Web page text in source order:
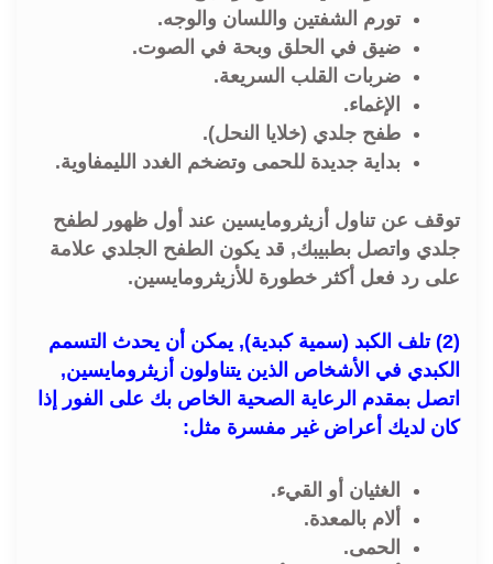
تورم الشفتين واللسان والوجه.
ضيق في الحلق وبحة في الصوت.
ضربات القلب السريعة.
الإغماء.
طفح جلدي (خلايا النحل).
بداية جديدة للحمى وتضخم الغدد الليمفاوية.
توقف عن تناول أزيثرومايسين عند أول ظهور لطفح
جلدي واتصل بطبيبك, قد يكون الطفح الجلدي علامة
على رد فعل أكثر خطورة للأزيثرومايسين.
(2) تلف الكبد (سمية كبدية), يمكن أن يحدث التسمم
الكبدي في الأشخاص الذين يتناولون أزيثرومايسين,
اتصل بمقدم الرعاية الصحية الخاص بك على الفور إذا
كان لديك أعراض غير مفسرة مثل:
الغثيان أو القيء.
ألام بالمعدة.
الحمى.